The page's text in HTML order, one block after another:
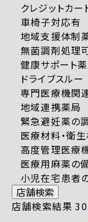
クレジットカー
車椅子対応有
地域支援体制
無菌調剤処理
健康サポート
ドライブスルー
専門医療機関
地域連携薬局
緊急避妊薬の
医療材料・衛
高度管理医療
医療用麻薬の
小児在宅患者
店舗検索
店舗検索結果